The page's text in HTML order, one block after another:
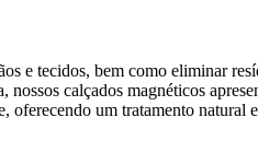
e tecidos, bem como eliminar
calçados magnéticos
oferecendo um tratamento natural